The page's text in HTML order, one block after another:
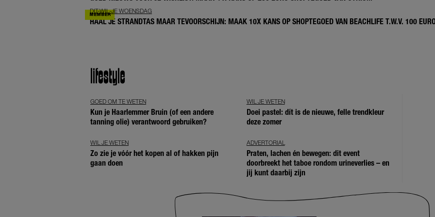
DIT-WIL-JE WOENSDAG
HAAL JE STRANDTAS MAAR TEVOORSCHIJN: MAAK 10X KANS OP SHOPTEGOED VAN BEACHLIFE T.W.V. 100
lifestyle
GOED OM TE WETEN
Kun je Haarlemmer Bruin (of een andere
tanning olie) verantwoord gebruiken?
WIL JE WETEN
Doei pastel: dít is de nieuwe, felle trendkleur
deze zomer
WIL JE WETEN
Zo zie je vóór het kopen al of hakken pijn
gaan doen
ADVERTORIAL
Praten, lachen én bewegen: dit event
doorbreekt het taboe rondom urineverlies – en
jij kunt daarbij zijn